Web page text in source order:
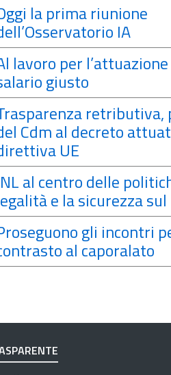
la prima riunione
IA
lavoro per
giusto
retributiva,
Cdm al decreto
UE
al centro delle
e la sicurezza
gli incontri
al caporalato